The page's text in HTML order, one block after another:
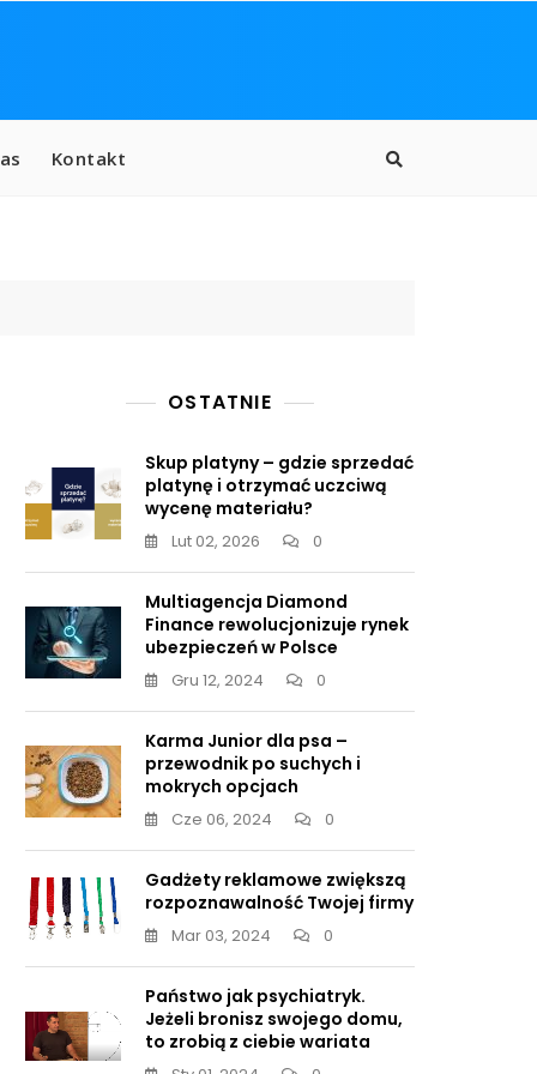
Kontakt
OSTATNIE
Skup platyny – gdzie sprzedać
platynę i otrzymać uczciwą
wycenę materiału?
Lut 02, 2026 0
Multiagencja Diamond
Finance rewolucjonizuje rynek
ubezpieczeń w Polsce
Gru 12, 2024 0
Karma Junior dla psa –
przewodnik po suchych i
mokrych opcjach
Cze 06, 2024 0
Gadżety reklamowe zwiększą
rozpoznawalność Twojej firmy
Mar 03, 2024 0
Państwo jak psychiatryk.
Jeżeli bronisz swojego domu,
to zrobią z ciebie wariata